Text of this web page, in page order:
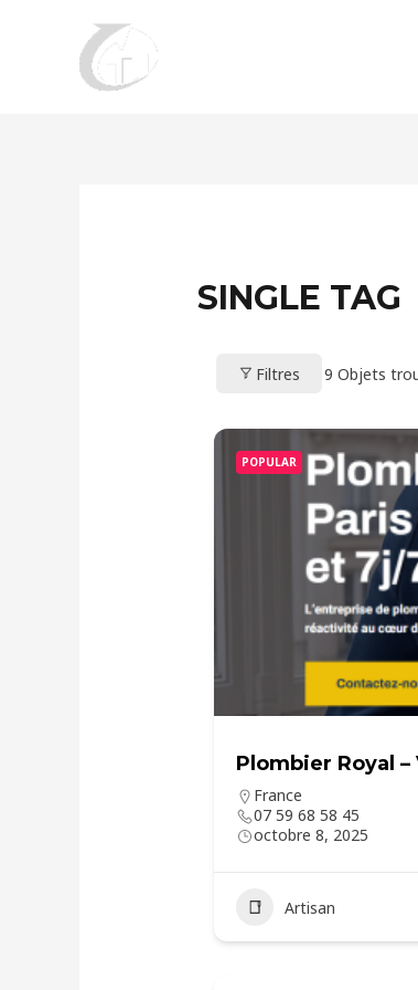
SINGLE TAG
Filtres 9 Objets
POPULAR
Plombier Royal
France
07 59 68 58 45
octobre 8, 2025
Artisan